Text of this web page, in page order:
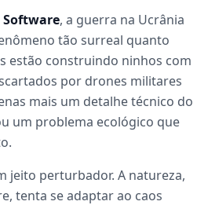
Software, a guerra na Ucrânia
tão surreal quanto
estão construindo ninhos com
por drones militares
mais um detalhe técnico do
um problema ecológico que
jeito perturbador. A natureza,
tenta se adaptar ao caos